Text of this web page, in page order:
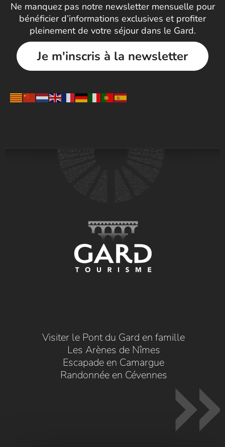
Ne manquez pas notre newsletter mensuelle pour
bénéficier d’informations exclusives et profiter
pleinement de votre séjour dans le Gard.
Je m'inscris à la newsletter
Visiter le Pont du Gard en famille
Les Arènes de Nîmes
Escapade en Camargue
Randonnée en Cévennes